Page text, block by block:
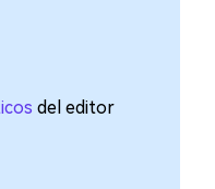
del editor